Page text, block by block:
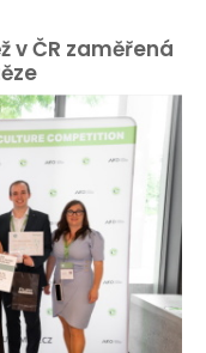
v ČR zaměřená